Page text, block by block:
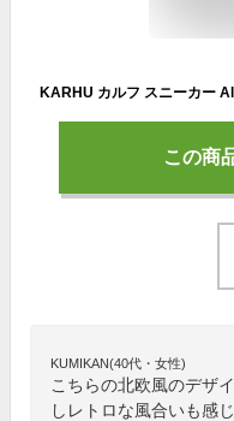
この商
KUMIKAN(40代・女性)
こちらの北欧風のデザ
しレトロな風合いも感